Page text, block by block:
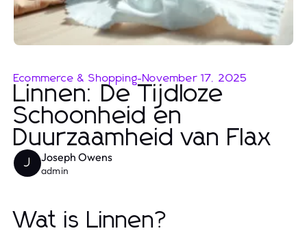
Ecommerce & Shopping-November 17, 2025
Linnen: De Tijdloze
Schoonheid en
Duurzaamheid van Flax
J Joseph Owens
admin
Wat is Linnen?